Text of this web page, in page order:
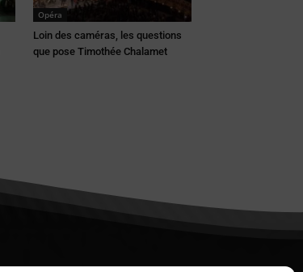
Opéra
Loin des caméras, les questions
que pose Timothée Chalamet